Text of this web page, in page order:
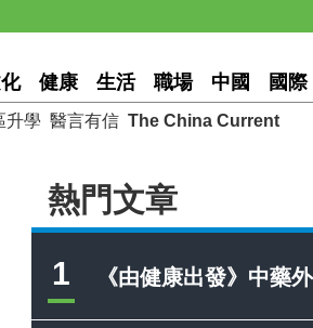
健康 生活 職場 中國 國際
升學 醫言有信 The China Current
熱門文章
1 《由健康出發》中藥